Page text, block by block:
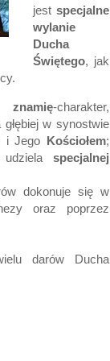
jest specjalne
wylanie
Ducha
Świętego, jak
-charakter,
w synostwie
i Jego Kościołem;
specjalnej
dokonuje się w
oraz poprzez
darów Ducha